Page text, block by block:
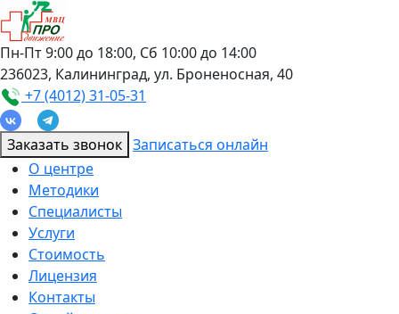
Пн-Пт 9:00 до 18:00, Сб 10:00 до 14:00
236023, Калининград, ул. Броненосная, 40
+7 (4012) 31-05-31
Заказать звонок Записаться онлайн
О центре
Методики
Специалисты
Услуги
Стоимость
Лицензия
Контакты